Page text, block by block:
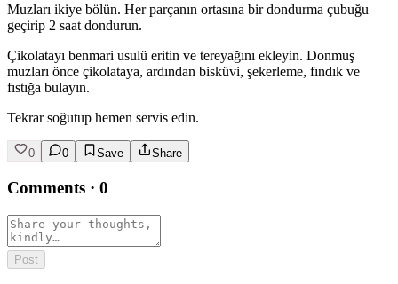
Muzları ikiye bölün. Her parçanın ortasına bir dondurma çubuğu
geçirip 2 saat dondurun.
Çikolatayı benmari usulü eritin ve tereyağını ekleyin. Donmuş
muzları önce çikolataya, ardından bisküvi, şekerleme, fındık ve
fıstığa bulayın.
Tekrar soğutup hemen servis edin.
0 0 Save Share
Comments · 0
Post